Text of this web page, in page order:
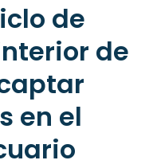
de
de
en el